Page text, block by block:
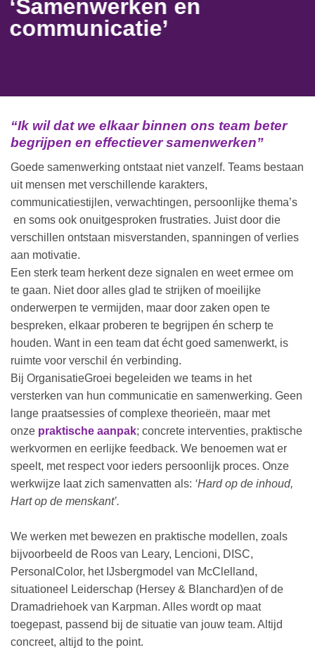
‘Samenwerken en
communicatie’
“Ik wil dat we elkaar binnen ons team beter
begrijpen en effectiever samenwerken”
Goede samenwerking ontstaat niet vanzelf. Teams bestaan
uit mensen met verschillende karakters,
communicatiestijlen, verwachtingen, persoonlijke thema’s
en soms ook onuitgesproken frustraties. Juist door die
verschillen ontstaan misverstanden, spanningen of verlies
aan motivatie.
Een sterk team herkent deze signalen en weet ermee om
te gaan. Niet door alles glad te strijken of moeilijke
onderwerpen te vermijden, maar door zaken open te
bespreken, elkaar proberen te begrijpen én scherp te
houden. Want in een team dat écht goed samenwerkt, is
ruimte voor verschil én verbinding.
Bij OrganisatieGroei begeleiden we teams in het
versterken van hun communicatie en samenwerking. Geen
lange praatsessies of complexe theorieën, maar met
onze praktische aanpak; concrete interventies, praktische
werkvormen en eerlijke feedback. We benoemen wat er
speelt, met respect voor ieders persoonlijk proces. Onze
werkwijze laat zich samenvatten als: ‘Hard op de inhoud,
Hart op de menskant’.
We werken met bewezen en praktische modellen, zoals
bijvoorbeeld de Roos van Leary, Lencioni, DISC,
PersonalColor, het IJsbergmodel van McClelland,
situationeel Leiderschap (Hersey & Blanchard)en of de
Dramadriehoek van Karpman. Alles wordt op maat
toegepast, passend bij de situatie van jouw team. Altijd
concreet, altijd to the point.